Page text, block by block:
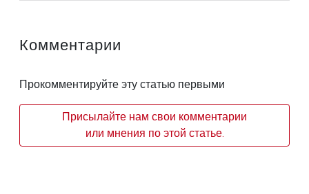
Комментарии
Прокомментируйте эту статью первыми
Присылайте нам свои комментарии
или мнения по этой статье.